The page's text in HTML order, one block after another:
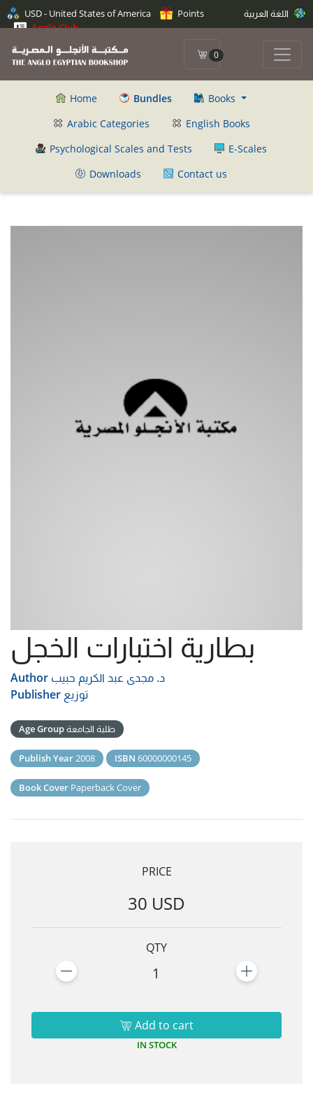
USD - United States of America
Points
Anglo Club
0
Home Bundles
Books
Arabic Categories
English Books
Psychological Scales and Tests
E-Scales
Downloads
Contact us
بطارية اختبارات الخجل
Author د. مجدى عبد الكريم حبيب
Publisher توزيع
Age Groupطلبة الجامعة
Publish Year2008 ISBN 60000000145
Book Cover Paperback Cover
PRICE
30 USD
QTY
1
Add to cart
IN STOCK